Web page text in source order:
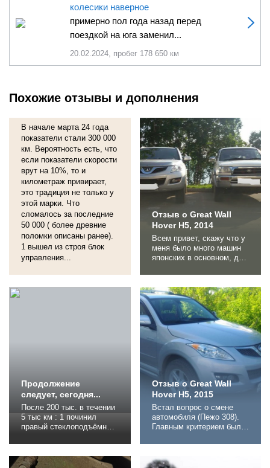
колесики наверное
примерно пол года назад перед
поездкой на юга заменил...
20.02.2024, пробег 178 650 км
Похожие отзывы и дополнения
После 12 лет и 303
В начале марта 24 года
показатели стали 300 000
км. Вероятность есть, что
если показатели скорости
врут на 10%, то и
километраж привирает,
это традиция не только у
этой марки. Что
сломалось за последние
50 000 ( более древние
поломки описаны ранее).
1 вышел из строя блок
управления...
Отзыв о Great Wall
Hover H5, 2014
Всем привет, скажу что у
меня было много машин
японских в основном, да
задачи о обнять
необъятное невозможно,
потому что я хотел
вместительный (7мест),
проходимый(джип),рамны
й( для надежности), чтоб
ел мало налог
небольшой( экономность),
надежный( тайота) не
дорогой (не...
Продолжение
следует, сегодня...
После 200 тыс. в течении
5 тыс км : 1 починил
правый стеклоподъёмник
на кнопке. 2 иногда стало
проскальзывать
сцепление, купил
Отзыв о Great Wall
Hover H5, 2015
Встал вопрос о смене
автомобиля (Пежо 308).
Главным критерием был
клиренс и размер
списке к подбору были